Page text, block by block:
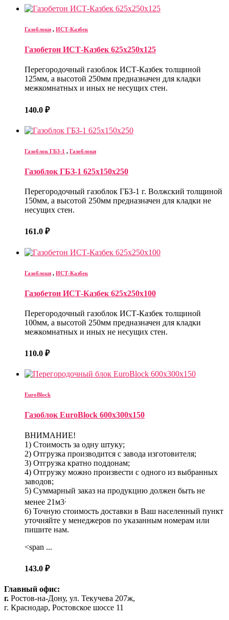
Газоблоки , ИСТ-Казбек
Газобетон ИСТ-Казбек 625х250х125
Перегородочный газоблок ИСТ-Казбек толщиной
125мм, а высотой 250мм предназначен для кладки
межкомнатных и иных не несущих стен.
140.0 ₽
Газоблок ГБЗ-1 , Газоблоки
Газоблок ГБЗ-1 625х150х250
Перегородочный газоблок ГБЗ-1 г. Волжский толщиной
150мм, а высотой 250мм предназначен для кладки не
несущих стен.
161.0 ₽
Газоблоки , ИСТ-Казбек
Газобетон ИСТ-Казбек 625х250х100
Перегородочный газоблок ИСТ-Казбек толщиной
100мм, а высотой 250мм предназначен для кладки
межкомнатных и иных не несущих стен.
110.0 ₽
EuroBlock
Газоблок EuroBlock 600х300х150
ВНИМАНИЕ!
1) Стоимость за одну штуку;
2) Отгрузка производится с завода изготовителя;
3) Отгрузка кратно поддонам;
4) Отгрузку можно произвести с одного из выбранных
заводов;
5) Суммарный заказ на продукцию должен быть не
менее 21м3;
6) Точную стоимость доставки в Ваш населенный пункт
уточняйте у менеджеров по указанным номерам или
пишите нам.
<span ...
143.0 ₽
Главный офис:
г. Ростов-на-Дону, ул. Текучева 207ж,
г. Краснодар, Ростовское шоссе 11